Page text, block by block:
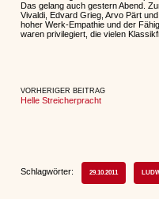
Das gelang auch gestern Abend.
Vivaldi, Edvard Grieg, Arvo Pärt
hoher Werk-Empathie und der
waren privilegiert, die vielen
VORHERIGER BEITRAG
Helle Streicherpracht
Schlagwörter: 29.10.2011